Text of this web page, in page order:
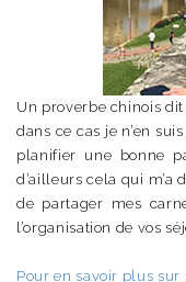
Un proverbe chinois
dans ce cas je n’en
planifier une bonne
d’ailleurs cela qui m’a
de partager mes
l’organisation de vos
Pour en savoir plus sur